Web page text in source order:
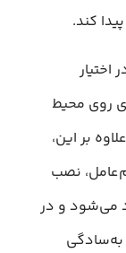
کند.
روی محیط
بر این،
نصب
می‌شود و در
به‌سادگی